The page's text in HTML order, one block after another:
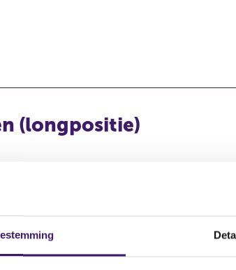
(longpositie)
438.205,00 Potentieel